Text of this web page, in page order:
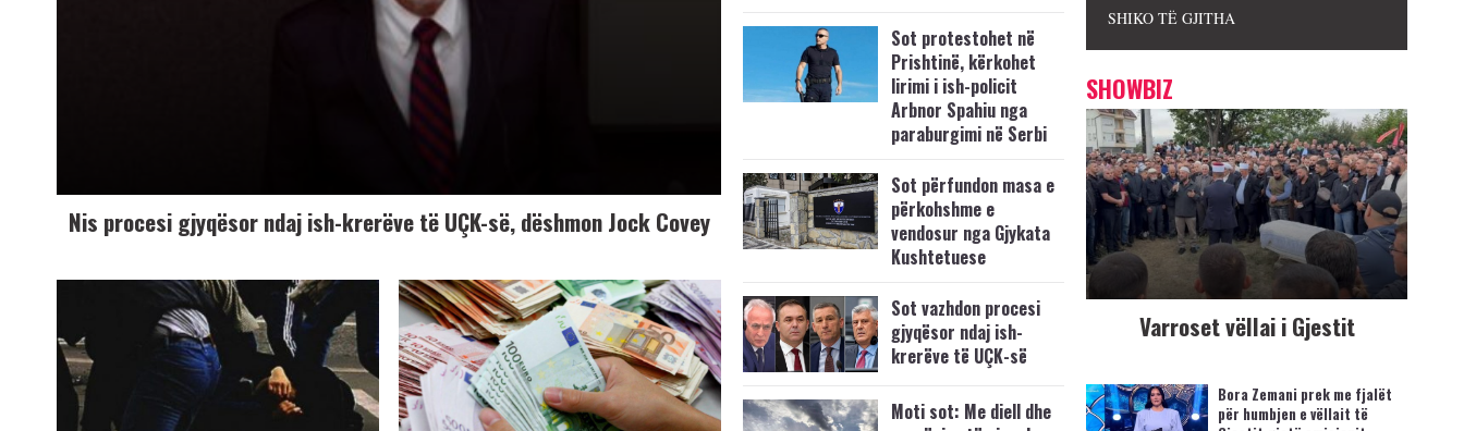
Nis procesi gjyqësor ndaj ish-krerëve të UÇK-së, dëshmon Jock Covey
Sot protestohet në
Prishtinë, kërkohet
lirimi i ish-policit
Arbnor Spahiu nga
paraburgimi në Serbi
Sot përfundon masa e
përkohshme e
vendosur nga Gjykata
Kushtetuese
Sot vazhdon procesi
gjyqësor ndaj ish-
krerëve të UÇK-së
Moti sot: Me diell dhe
SHIKO TË GJITHA
SHOWBIZ
Varroset vëllai i Gjestit
Bora Zemani prek me fjalët
për humbjen e vëllait të